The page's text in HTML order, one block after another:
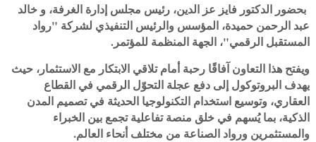
بحضور الدكتور فايز عز الدين، رئيس مجلس إدارة الغرفة، و خالد
عبد الرحمن حميدة، المؤسس والرئيس التنفيذي لشركة "رواد
المستقبل الرقمي"، الجهة المنظمة للمؤتمر.
ويفتح هذا التعاون آفاقًا رحبة أمام تلاقي الابتكار مع الاستثمار، حيث
يهدف البروتوكول إلى دفع عجلة التحوّل الرقمي في القطاع
العقاري، وتوسيع استخدام التكنولوجيا الحديثة في تصميم المدن
الذكية، بما يُسهم في خلق منصة تفاعلية تجمع بين الخبراء
والمستثمرين ورواد الصناعة من مختلف أنحاء العالم.